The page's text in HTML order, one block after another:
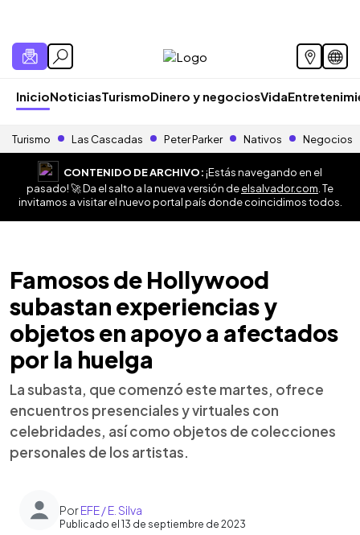
InicioNoticiasTurismoDinero y negociosVida
Turismo Las Cascadas Peter Parker Nativos Negocios
CONTENIDO DE ARCHIVO:¡Estás navegando en el
pasado! 🚀 Da el salto a la nueva versión deelsalvador.com . Te
invitamos a visitar el nuevo portal país donde coincidimos todos.
Famosos de Hollywood
subastan experiencias y
objetos en apoyo a afectados
por la huelga
La subasta, que comenzó este martes, ofrece
encuentros presenciales y virtuales con
celebridades, así como objetos de colecciones
personales de los artistas.
PorEFE / E. Silva
Publicado el 13 de septiembre de 2023